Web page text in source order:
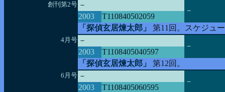
創刊第2号 －
－
2003
T110840502059
「探偵玄居煉太郎」
第11回。スケジュ
4月号 －
－
2003
T1108405040597
「探偵玄居煉太郎」
第12回。
6月号 －
－
2003
T1108405060595